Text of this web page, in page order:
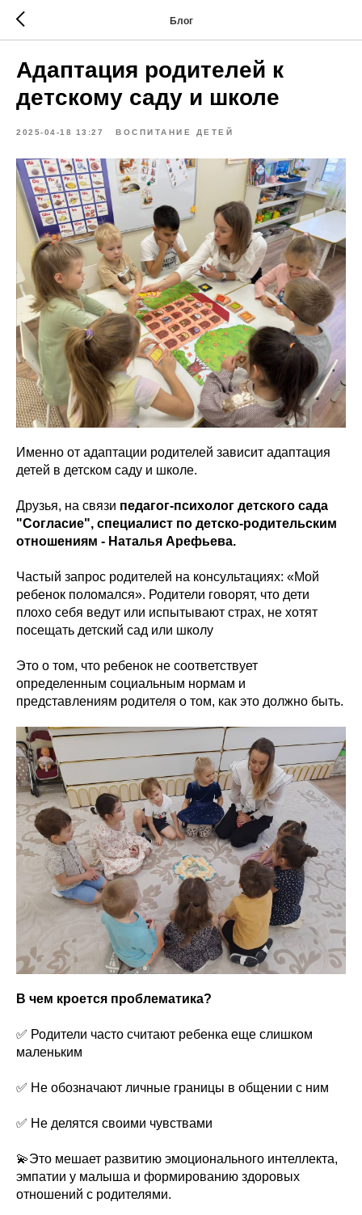
Блог
Адаптация родителей к
детскому саду и школе
2025-04-18 13:27 ВОСПИТАНИЕ ДЕТЕЙ
Именно от адаптации родителей зависит адаптация
детей в детском саду и школе.
Друзья, на связи педагог-психолог детского сада
"Согласие", специалист по детско-родительским
отношениям - Наталья Арефьева.
Частый запрос родителей на консультациях: «Мой
ребенок поломался». Родители говорят, что дети
плохо себя ведут или испытывают страх, не хотят
посещать детский сад или школу
Это о том, что ребенок не соответствует
определенным социальным нормам и
представлениям родителя о том, как это должно быть.
В чем кроется проблематика?
✅ Родители часто считают ребенка еще слишком
маленьким
✅ Не обозначают личные границы в общении с ним
✅ Не делятся своими чувствами
💫Это мешает развитию эмоционального интеллекта,
эмпатии у малыша и формированию здоровых
отношений с родителями.